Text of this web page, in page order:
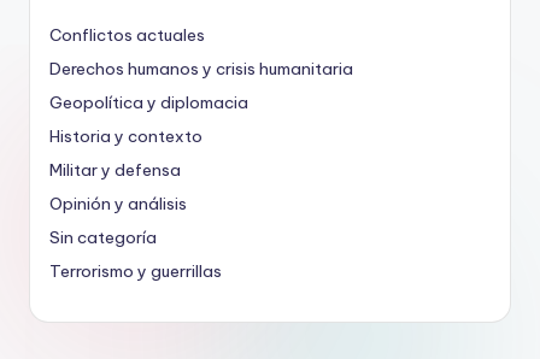
Conflictos actuales
Derechos humanos y crisis humanitaria
Geopolítica y diplomacia
Historia y contexto
Militar y defensa
Opinión y análisis
Sin categoría
Terrorismo y guerrillas